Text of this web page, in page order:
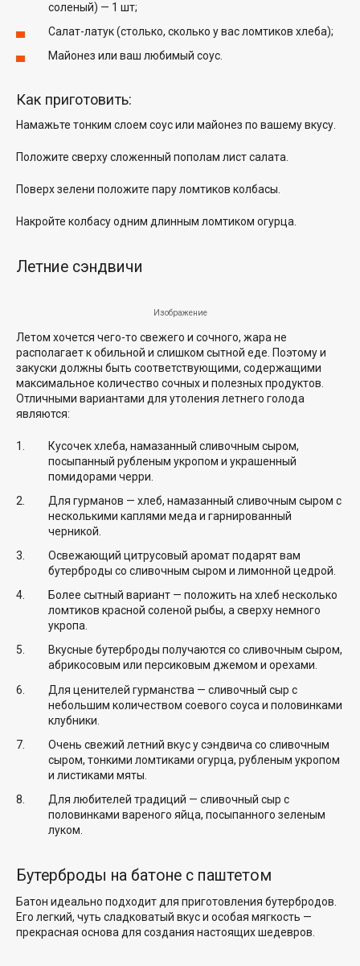
соленый) — 1 шт;
Салат-латук (столько, сколько у вас ломтиков хлеба);
Майонез или ваш любимый соус.
Как приготовить:
Намажьте тонким слоем соус или майонез по вашему вкусу.
Положите сверху сложенный пополам лист салата.
Поверх зелени положите пару ломтиков колбасы.
Накройте колбасу одним длинным ломтиком огурца.
Летние сэндвичи
Изображение
Летом хочется чего-то свежего и сочного, жара не
располагает к обильной и слишком сытной еде. Поэтому и
закуски должны быть соответствующими, содержащими
максимальное количество сочных и полезных продуктов.
Отличными вариантами для утоления летнего голода
являются:
Кусочек хлеба, намазанный сливочным сыром,
посыпанный рубленым укропом и украшенный
помидорами черри.
Для гурманов — хлеб, намазанный сливочным сыром с
несколькими каплями меда и гарнированный
черникой.
Освежающий цитрусовый аромат подарят вам
бутерброды со сливочным сыром и лимонной цедрой.
Более сытный вариант — положить на хлеб несколько
ломтиков красной соленой рыбы, а сверху немного
укропа.
Вкусные бутерброды получаются со сливочным сыром,
абрикосовым или персиковым джемом и орехами.
Для ценителей гурманства — сливочный сыр с
небольшим количеством соевого соуса и половинками
клубники.
Очень свежий летний вкус у сэндвича со сливочным
сыром, тонкими ломтиками огурца, рубленым укропом
и листиками мяты.
Для любителей традиций — сливочный сыр с
половинками вареного яйца, посыпанного зеленым
луком.
Бутерброды на батоне с паштетом
Батон идеально подходит для приготовления бутербродов.
Его легкий, чуть сладковатый вкус и особая мягкость —
прекрасная основа для создания настоящих шедевров.